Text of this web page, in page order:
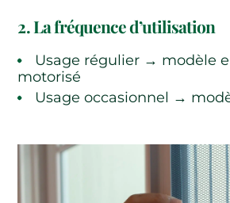
2. La fréquence d’utilisation
Usage régulier → modèle
motorisé
Usage occasionnel →